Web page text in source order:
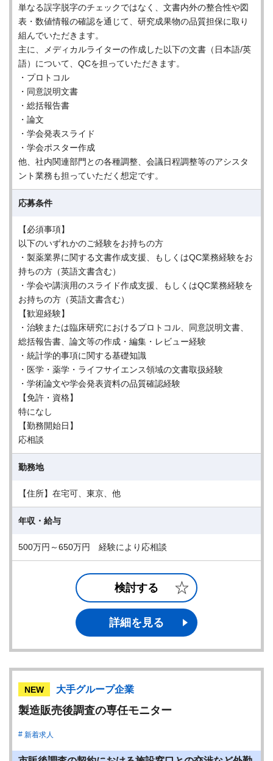
単なる誤字脱字のチェックではなく、文書内外の整合性や図
表・数値情報の確認を通じて、研究成果物の品質担保に取り
組んでいただきます。
主に、メディカルライターの作成した以下の文書（日本語/英
語）について、QCを担っていただきます。
・プロトコル
・同意説明文書
・総括報告書
・論文
・学会発表スライド
・学会ポスター作成
他、社内関連部門との各種調整、会議日程調整等のアシスタ
ント業務も担っていただく想定です。
応募条件
【必須事項】
以下のいずれかのご経験をお持ちの方
・製薬業界に関する文書作成支援、もしくはQC業務経験をお
持ちの方（英語文書含む）
・学会や講演用のスライド作成支援、もしくはQC業務経験を
お持ちの方（英語文書含む）
【歓迎経験】
・治験または臨床研究におけるプロトコル、同意説明文書、
総括報告書、論文等の作成・編集・レビュー経験
・統計学的事項に関する基礎知識
・医学・薬学・ライフサイエンス領域の文書取扱経験
・学術論文や学会発表資料の品質確認経験
【免許・資格】
特になし
【勤務開始日】
応相談
勤務地
【住所】在宅可、東京、他
年収・給与
500万円～650万円 経験により応相談
検討する
詳細を見る
NEW 大手グループ企業
製造販売後調査の専任モニター
新着求人